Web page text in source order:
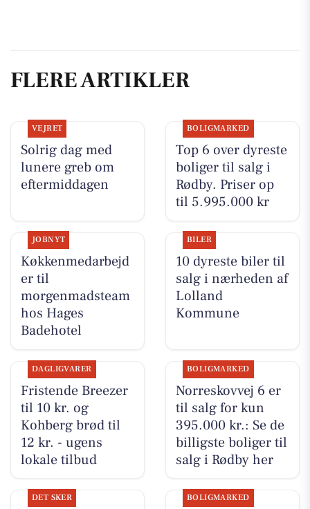
FLERE ARTIKLER
VEJRET
Solrig dag med
lunere greb om
eftermiddagen
BOLIGMARKED
Top 6 over dyreste
boliger til salg i
Rødby. Priser op
til 5.995.000 kr
JOBNYT
Køkkenmedarbejd
er til
morgenmadsteam
hos Hages
Badehotel
BILER
10 dyreste biler til
salg i nærheden af
Lolland
Kommune
DAGLIGVARER
Fristende Breezer
til 10 kr. og
Kohberg brød til
12 kr. - ugens
lokale tilbud
BOLIGMARKED
Norreskovvej 6 er
til salg for kun
395.000 kr.: Se de
billigste boliger til
salg i Rødby her
DET SKER BOLIGMARKED